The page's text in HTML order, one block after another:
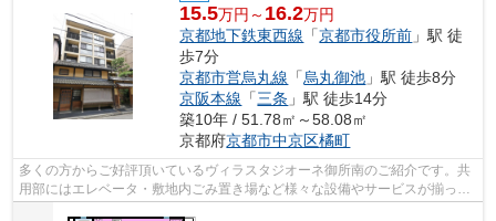
15.5万円～ 16.2万円
京都地下鉄東西線 「京都市役所前 」駅 徒
歩7分
京都市営烏丸線 「烏丸御池 」駅 徒歩8分
京阪本線 「三条 」駅 徒歩14分
築10年 / 51.78㎡～58.08㎡
京都府京都市中京区橘町
多くの方からご好評頂いているヴィラスタジオーネ御所南のご紹介です。共
用部にはエレベータ・敷地内ごみ置き場など様々な設備やサービスが揃って
いるので便利です。アクセスの良い徒...